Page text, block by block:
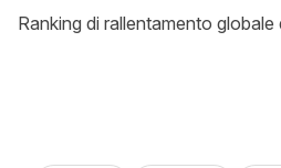
Ranking di rallentamento